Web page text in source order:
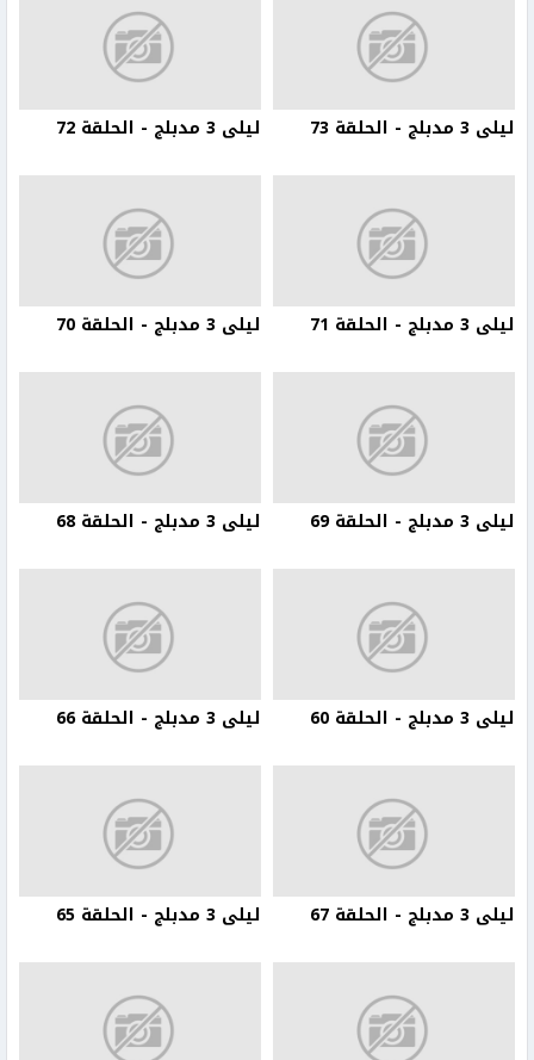
ليلى 3 مدبلج - الحلقة 73 ليلى 3 مدبلج - الحلقة 72
ليلى 3 مدبلج - الحلقة 71 ليلى 3 مدبلج - الحلقة 70
ليلى 3 مدبلج - الحلقة 69 ليلى 3 مدبلج - الحلقة 68
ليلى 3 مدبلج - الحلقة 60 ليلى 3 مدبلج - الحلقة 66
ليلى 3 مدبلج - الحلقة 67 ليلى 3 مدبلج - الحلقة 65